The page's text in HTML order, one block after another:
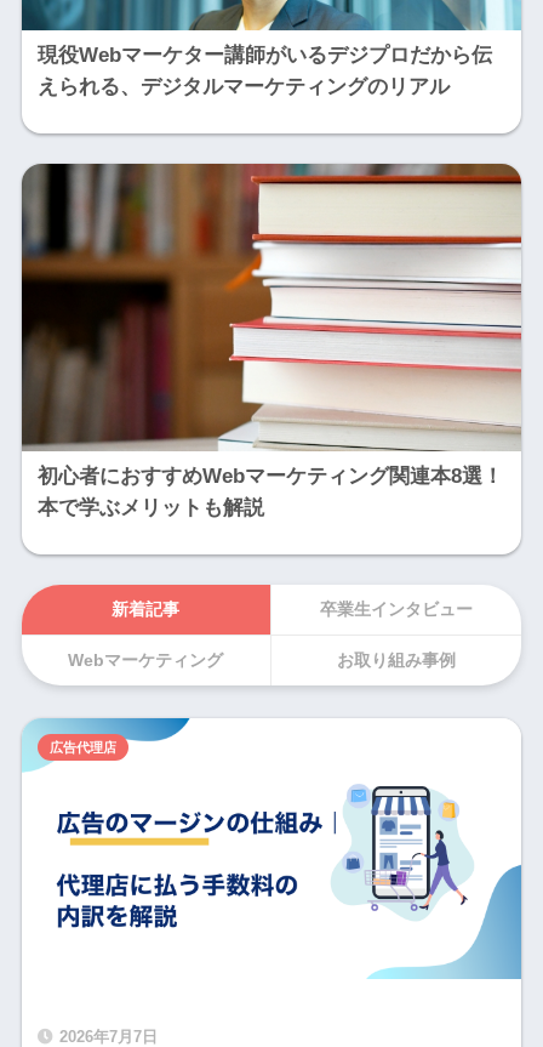
現役Webマーケター講師がいるデジプロだから伝
えられる、デジタルマーケティングのリアル
初心者におすすめWebマーケティング関連本8選！
本で学ぶメリットも解説
新着記事 卒業生インタビュー
Webマーケティング お取り組み事例
2026年7月7日
広告代理店